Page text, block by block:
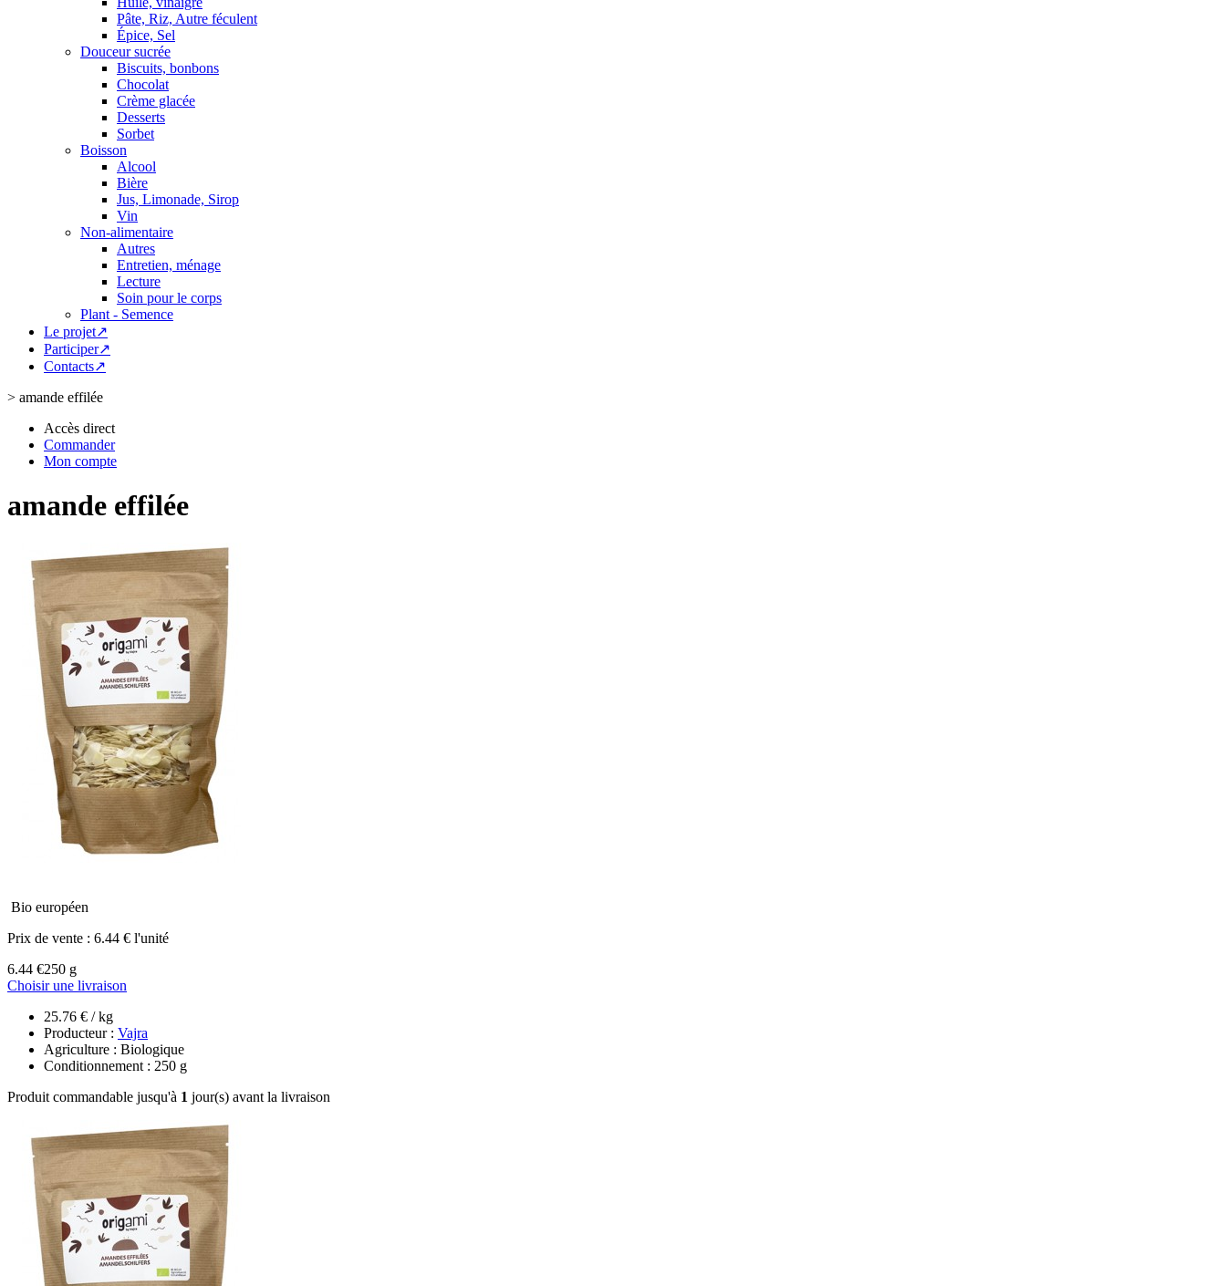
Pâte, Riz, Autre féculent
Épice, Sel
Douceur sucrée
Biscuits, bonbons
Chocolat
Crème glacée
Desserts
Sorbet
Boisson
Alcool
Bière
Jus, Limonade, Sirop
Vin
Non-alimentaire
Autres
Entretien, ménage
Lecture
Soin pour le corps
Plant - Semence
Le projet↗
Participer↗
Contacts↗
> amande effilée
Accès direct
Commander
Mon compte
amande effilée
Bio européen
Prix de vente : 6.44 € l'unité
6.44 €250 g
Choisir une livraison
25.76 € / kg
Producteur : Vajra
Agriculture : Biologique
Conditionnement : 250 g
Produit commandable jusqu'à 1 jour(s) avant la livraison